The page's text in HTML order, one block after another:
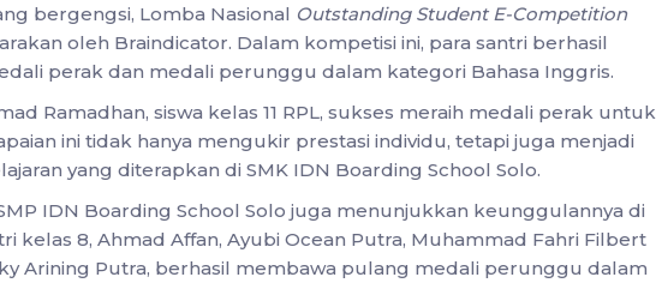
bergengsi, Lomba Nasional Outstanding Student E-Competition
oleh Braindicator. Dalam kompetisi ini, para santri berhasil
perak dan medali perunggu dalam kategori Bahasa Inggris.
Ramadhan, siswa kelas 11 RPL, sukses meraih medali perak untuk
ini tidak hanya mengukir prestasi individu, tetapi juga menjadi
yang diterapkan di SMK IDN Boarding School Solo.
IDN Boarding School Solo juga menunjukkan keunggulannya di
kelas 8, Ahmad Affan, Ayubi Ocean Putra, Muhammad Fahri Filbert
Arining Putra, berhasil membawa pulang medali perunggu dalam